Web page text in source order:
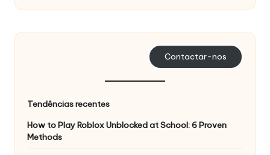
Contactar-nos
Tendências recentes
How to Play Roblox Unblocked at School: 6 Proven
Methods